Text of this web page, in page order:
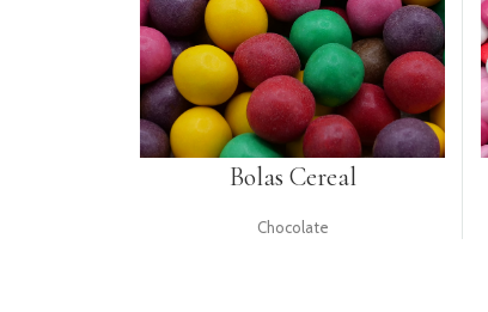
UTENSÍLIOS
Bolas Cereal
Chocolate